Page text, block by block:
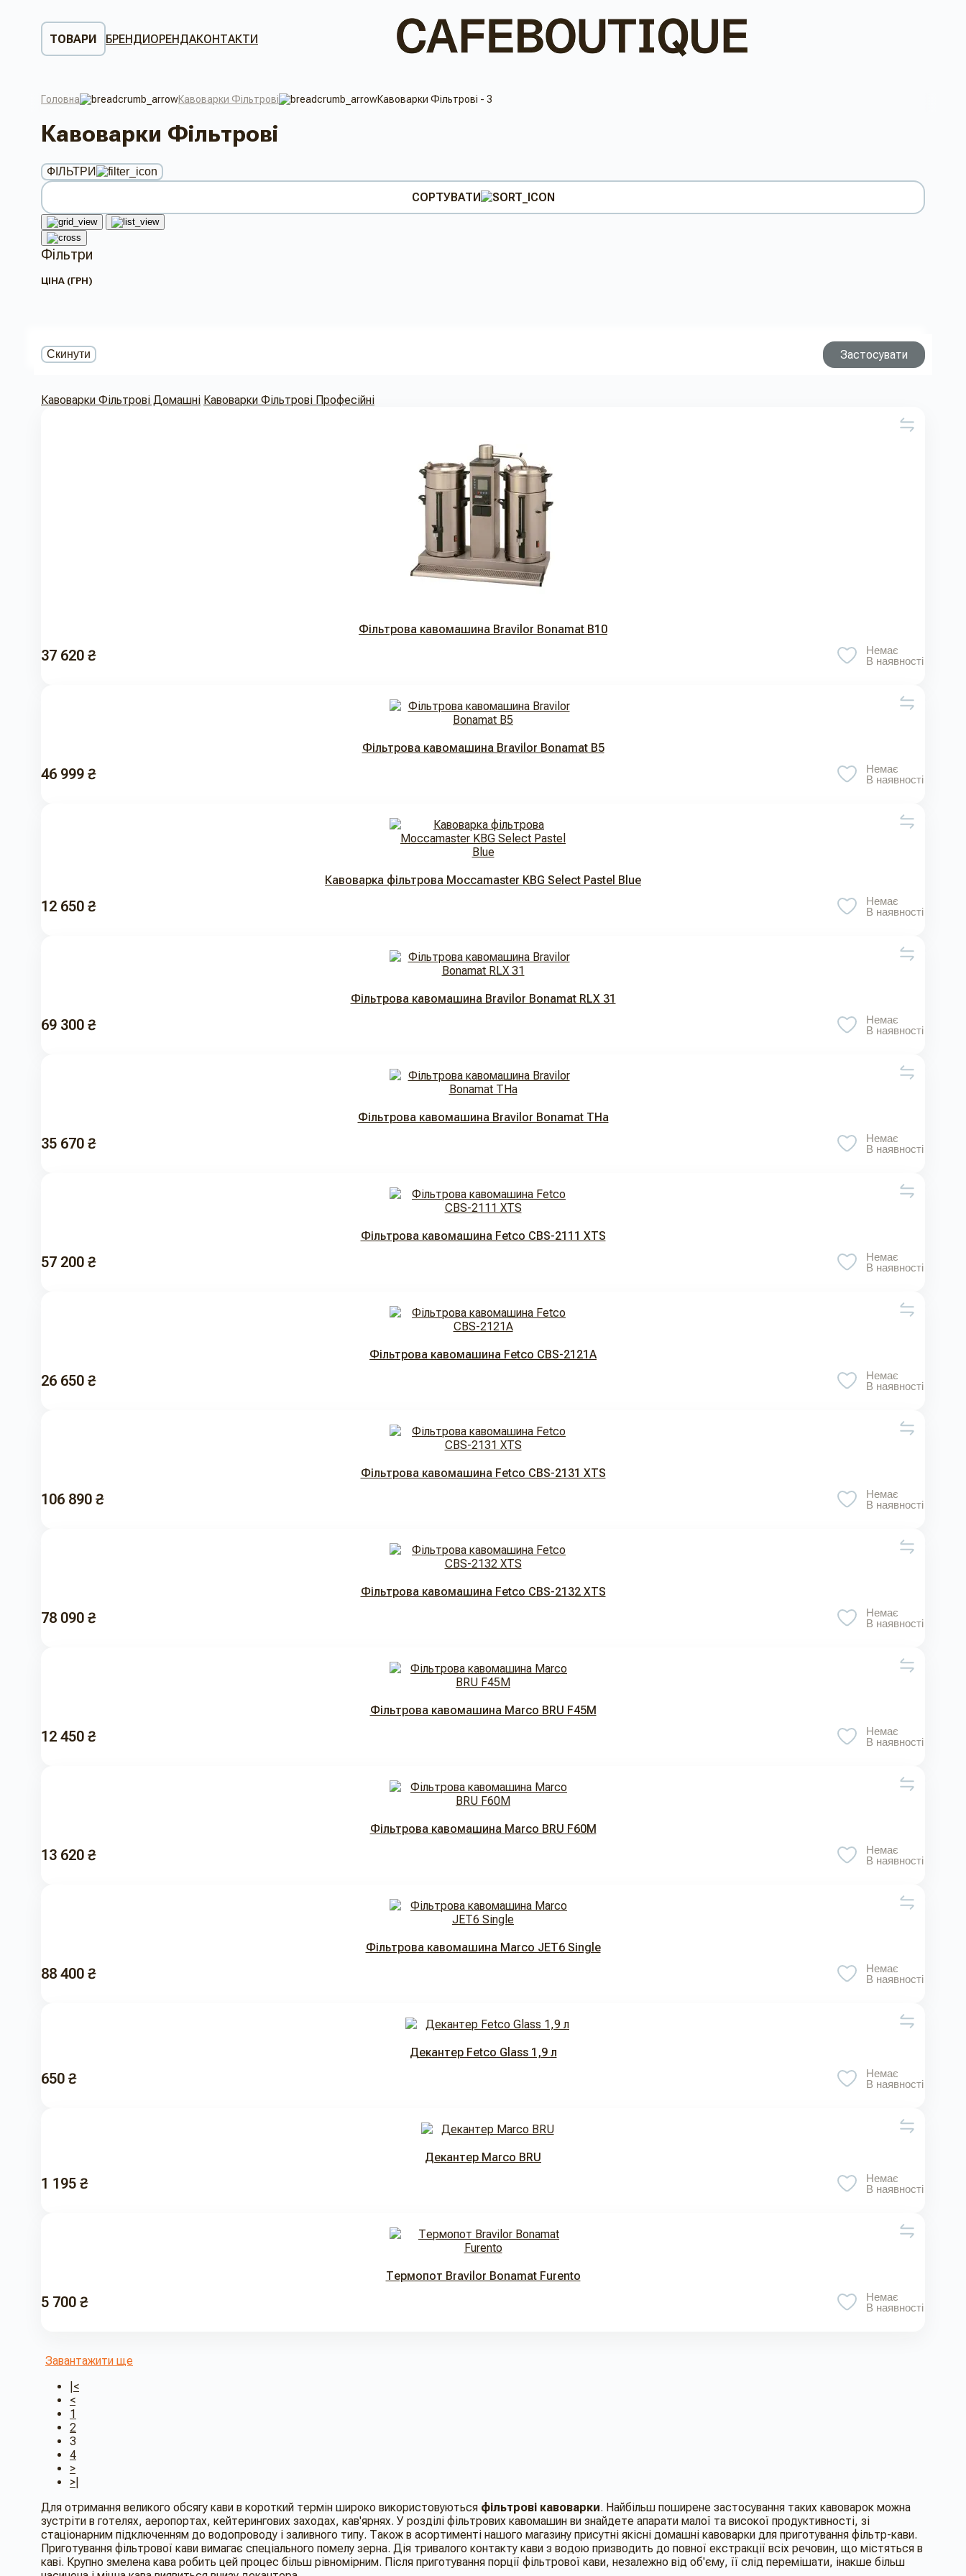
ТОВАРИ БРЕНДИОРЕНДАКОНТАКТИ
Головна Кавоварки Фільтрові Кавоварки Фільтрові - 3
Кавоварки Фільтрові
ФІЛЬТРИ
СОРТУВАТИ
Фільтри
ЦІНА (ГРН)
Скинути Застосувати
Кавоварки Фільтрові Домашні Кавоварки Фільтрові Професійні
Фільтрова кавомашина Bravilor Bonamat B10
37 620 ₴
Немає
В наявності
Фільтрова кавомашина Bravilor Bonamat B5
46 999 ₴
Немає
В наявності
Кавоварка фільтрова Moccamaster KBG Select Pastel Blue
12 650 ₴
Немає
В наявності
Фільтрова кавомашина Bravilor Bonamat RLX 31
69 300 ₴
Немає
В наявності
Фільтрова кавомашина Bravilor Bonamat THa
35 670 ₴
Немає
В наявності
Фільтрова кавомашина Fetco CBS-2111 XTS
57 200 ₴
Немає
В наявності
Фільтрова кавомашина Fetco CBS-2121A
26 650 ₴
Немає
В наявності
Фільтрова кавомашина Fetco CBS-2131 XTS
106 890 ₴
Немає
В наявності
Фільтрова кавомашина Fetco CBS-2132 XTS
78 090 ₴
Немає
В наявності
Фільтрова кавомашина Marco BRU F45M
12 450 ₴
Немає
В наявності
Фільтрова кавомашина Marco BRU F60M
13 620 ₴
Немає
В наявності
Фільтрова кавомашина Marco JET6 Single
88 400 ₴
Немає
В наявності
Декантер Fetco Glass 1,9 л
650 ₴
Немає
В наявності
Декантер Marco BRU
1 195 ₴
Немає
В наявності
Термопот Bravilor Bonamat Furento
5 700 ₴
Немає
В наявності
Завантажити ще
|<
<
1
2
3
4
>
>|
Для отримання великого обсягу кави в короткий термін широко використовуються фільтрові кавоварки. Найбільш поширене застосування таких кавоварок можна
зустріти в готелях, аеропортах, кейтерингових заходах, кав'ярнях. У розділі фільтрових кавомашин ви знайдете апарати малої та високої продуктивності, зі
стаціонарним підключенням до водопроводу і заливного типу. Також в асортименті нашого магазину присутні якісні домашні кавоварки для приготування фільтр-кави.
Приготування фільтрової кави вимагає спеціального помелу зерна. Дія тривалого контакту кави з водою призводить до повної екстракції всіх речовин, що містяться в
каві. Крупно змелена кава робить цей процес більш рівномірним. Після приготування порції фільтрової кави, незалежно від об'єму, її слід перемішати, інакше більш